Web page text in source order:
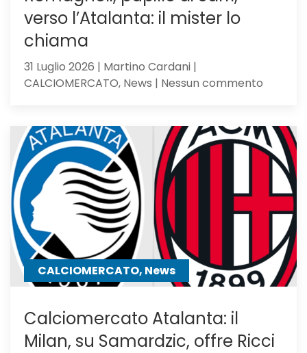
verso l’Atalanta: il mister lo
chiama
31 Luglio 2026 | Martino Cardani |
CALCIOMERCATO, News | Nessun commento
di
Sarri,
verso
mister
chiama
CALCIOMERCATO, News
Calciomercato Atalanta: il
Milan, su Samardzic, offre Ricci